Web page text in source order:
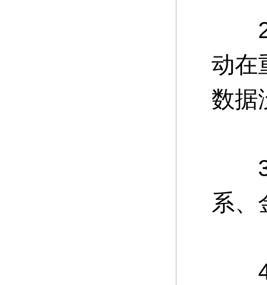
2
动在
数据
3
系、
4